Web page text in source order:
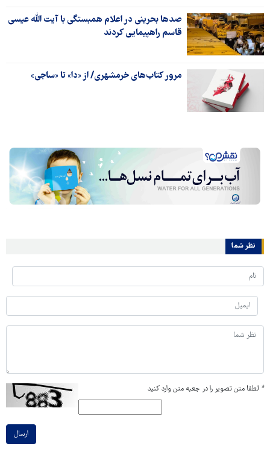
صدها بحرینی در اعلام همبستگی با آیت الله عیسی
قاسم راهپیمایی کردند
مرور کتاب‌های خرمشهری/ از «دا» تا «ساجی»
نظر شما
* لطفا متن تصویر را در جعبه متن وارد کنید
ارسال